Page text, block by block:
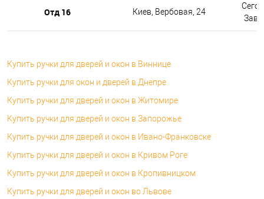
Отд 16 Киев, Вербовая, 24
Купить ручки для дверей и окон в Виннице
Купить ручки для окон и дверей в Днепре
Купить ручки для дверей и окон в Житомире
Купить ручки для дверей и окон в Запорожье
Купить ручки для дверей и окон в Ивано-Франковске
Купить ручки для дверей и окон в Кривом Роге
Купить ручки для дверей и окон в Кропивницком
Купить ручки для дверей и окон во Львове